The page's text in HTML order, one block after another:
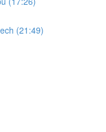
(21:49)